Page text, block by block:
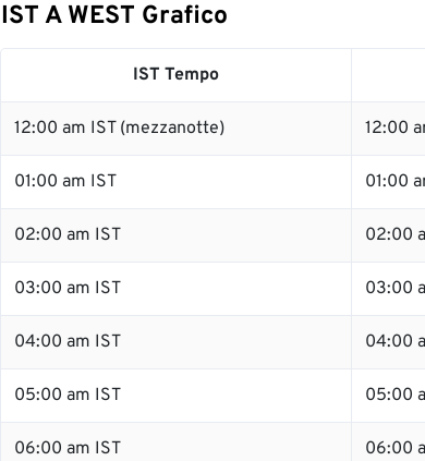
IST A WEST Grafico
IST Tempo
12:00 am IST (mezzanotte) 12:00
01:00 am IST 01:00
02:00 am IST 02:00
03:00 am IST 03:00
04:00 am IST 04:00
05:00 am IST 05:00
06:00 am IST 06:00